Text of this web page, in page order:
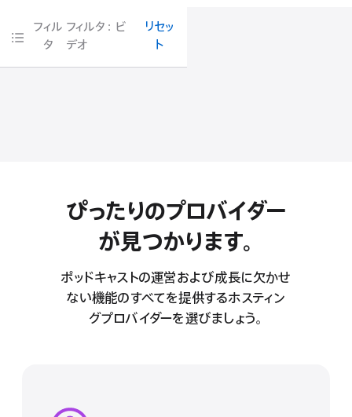
フィル
タ
フィルタ： ビ
デオ
リセッ
ト
ぴったりのプロバイダー
が見つかります。
ポッドキャストの運営および成長に欠かせ
ない機能のすべてを提供するホスティン
グプロバイダーを選びましょう。